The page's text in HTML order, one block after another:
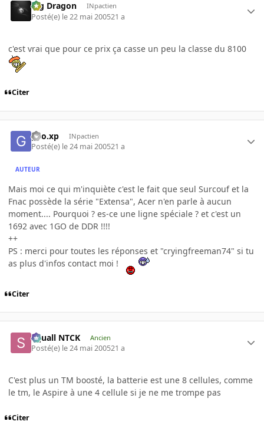
Big Dragon INpactien
Posté(e) le 22 mai 200521 a
c'est vrai que pour ce prix ça casse un peu la classe du 8100
Citer
geo.xp INpactien
Posté(e) le 24 mai 200521 a
AUTEUR
Mais moi ce qui m'inquiète c'est le fait que seul Surcouf et la
Fnac possède la série "Extensa", Acer n'en parle à aucun
moment.... Pourquoi ? es-ce une ligne spéciale ? et c'est un
1692 avec 1GO de DDR !!!!
++
PS : merci pour toutes les réponses et "cryingfreeman74" si tu
as plus d'infos contact moi !
Citer
Squall NTCK Ancien
Posté(e) le 24 mai 200521 a
C'est plus un TM boosté, la batterie est une 8 cellules, comme
le tm, le Aspire à une 4 cellule si je ne me trompe pas
Citer